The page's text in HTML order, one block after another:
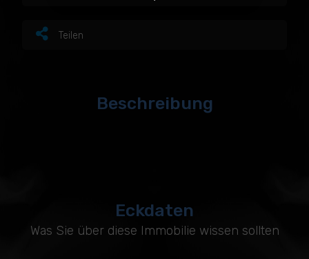
Teilen
Beschreibung
Eckdaten
Was Sie über diese Immobilie wissen sollten